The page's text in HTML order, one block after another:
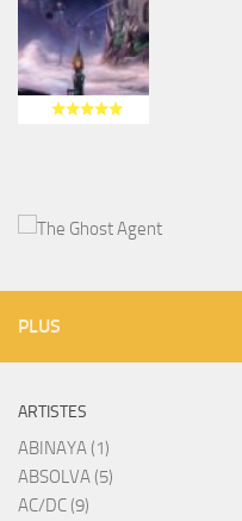
PLUS
ARTISTES
ABINAYA (1)
ABSOLVA (5)
AC/DC (9)